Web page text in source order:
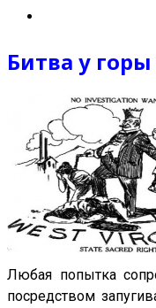
Битва у
Любая попытка
посредством